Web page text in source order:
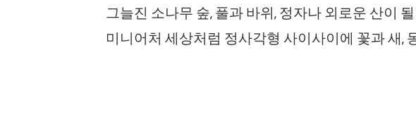
그늘진 소나무 숲, 풀과 바위, 정자나 외로운 산이
미니어처 세상처럼 정사각형 사이사이에 꽃과 새,